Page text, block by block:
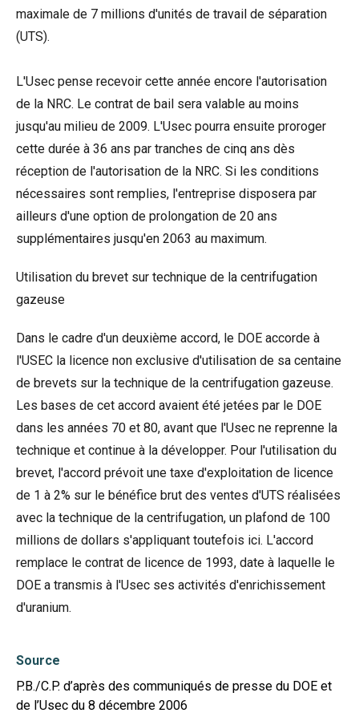
maximale de 7 millions d'unités de travail de séparation
(UTS).
L'Usec pense recevoir cette année encore l'autorisation
de la NRC. Le contrat de bail sera valable au moins
jusqu'au milieu de 2009. L'Usec pourra ensuite proroger
cette durée à 36 ans par tranches de cinq ans dès
réception de l'autorisation de la NRC. Si les conditions
nécessaires sont remplies, l'entreprise disposera par
ailleurs d'une option de prolongation de 20 ans
supplémentaires jusqu'en 2063 au maximum.
Utilisation du brevet sur technique de la centrifugation
gazeuse
Dans le cadre d'un deuxième accord, le DOE accorde à
l'USEC la licence non exclusive d'utilisation de sa centaine
de brevets sur la technique de la centrifugation gazeuse.
Les bases de cet accord avaient été jetées par le DOE
dans les années 70 et 80, avant que l'Usec ne reprenne la
technique et continue à la développer. Pour l'utilisation du
brevet, l'accord prévoit une taxe d'exploitation de licence
de 1 à 2% sur le bénéfice brut des ventes d'UTS réalisées
avec la technique de la centrifugation, un plafond de 100
millions de dollars s'appliquant toutefois ici. L'accord
remplace le contrat de licence de 1993, date à laquelle le
DOE a transmis à l'Usec ses activités d'enrichissement
d'uranium.
Source
P.B./C.P. d’après des communiqués de presse du DOE et
de l’Usec du 8 décembre 2006